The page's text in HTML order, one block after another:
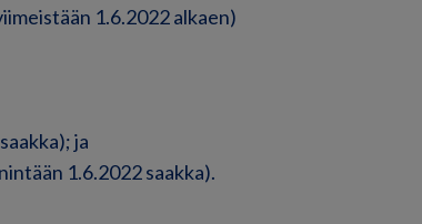
1.6.2022 alkaen)
ja
1.6.2022 saakka).